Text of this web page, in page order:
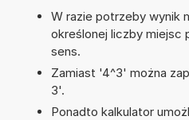
W razie potrzeby wynik
określonej liczby miejsc
sens.
Zamiast '4^3' można
3'.
Ponadto kalkulator